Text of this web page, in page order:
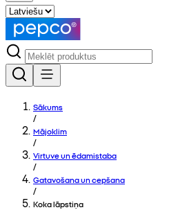
Sākums
/
Mājoklim
/
Virtuve un ēdamistaba
/
Gatavošana un cepšana
/
Koka lāpstiņa